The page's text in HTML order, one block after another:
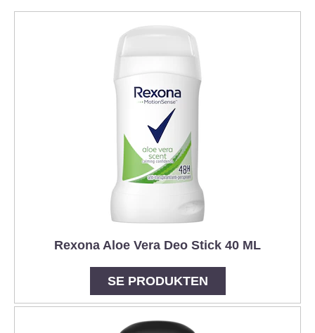
Rexona Aloe Vera Deo Stick 40 ML
SE PRODUKTEN